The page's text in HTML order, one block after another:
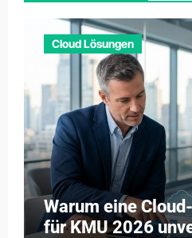
Cloud Lösungen
Warum eine
für KMU 2026